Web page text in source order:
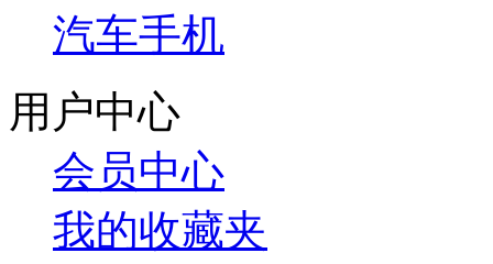
汽车手机
用户中心
会员中心
我的收藏夹